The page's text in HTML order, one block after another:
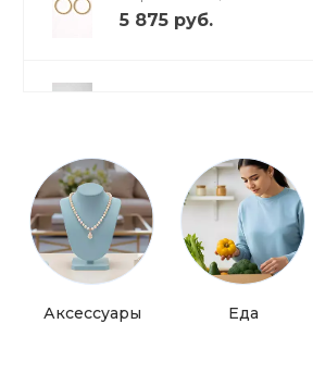
5 875 руб.
Туфли с открытым носком
от3 199 руб.
Аксессуары Еда